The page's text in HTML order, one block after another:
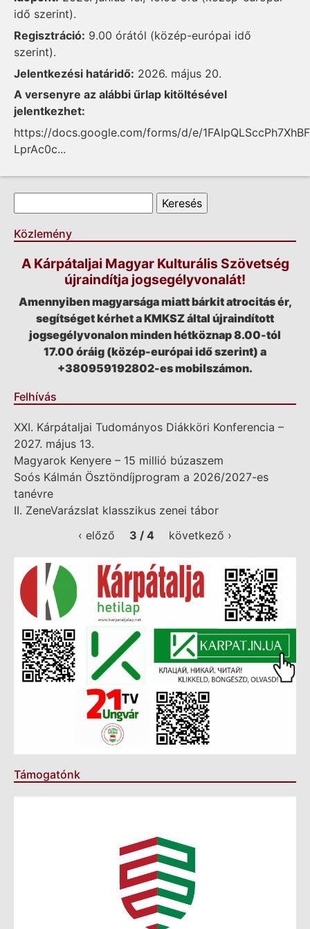
idő szerint).
Regisztráció: 9.00 órától (közép-európai idő
szerint).
Jelentkezési határidő: 2026. május 20.
A versenyre az alábbi űrlap kitöltésével
jelentkezhet:
https://docs.google.com/forms/d/e/
LprAc0c...
Keresés űrlap
Keresés
Közlemény
A Kárpátaljai Magyar Kulturális Szövetség
újraindítja jogsegélyvonalát!
Amennyiben magyarsága miatt bárkit atrocitás ér,
segítséget kérhet a KMKSZ által újraindított
jogsegélyvonalon minden hétköznap 8.00-tól
17.00 óráig (közép-európai idő szerint) a
+380959192802-es mobilszámon.
Felhívás
XXI. Kárpátaljai Tudományos Diákköri Konferencia –
2027. május 13.
Magyarok Kenyere – 15 millió búzaszem
Soós Kálmán Ösztöndíjprogram a 2026/2027-es
tanévre
II. ZeneVarázslat klasszikus zenei tábor
‹ előző
3 / 4 következő ›
Támogatónk